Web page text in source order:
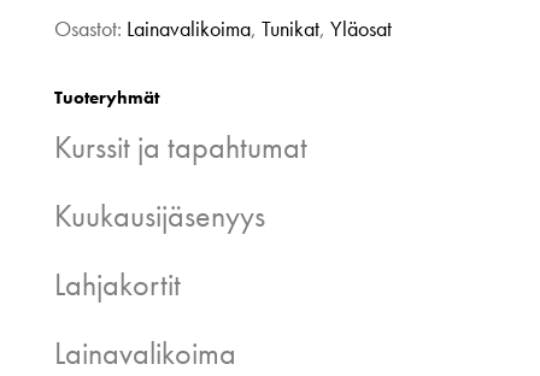
määrä
Osastot: Lainavalikoima, Tunikat, Yläosat
Tuoteryhmät
Kurssit ja tapahtumat
Kuukausijäsenyys
Lahjakortit
Lainavalikoima